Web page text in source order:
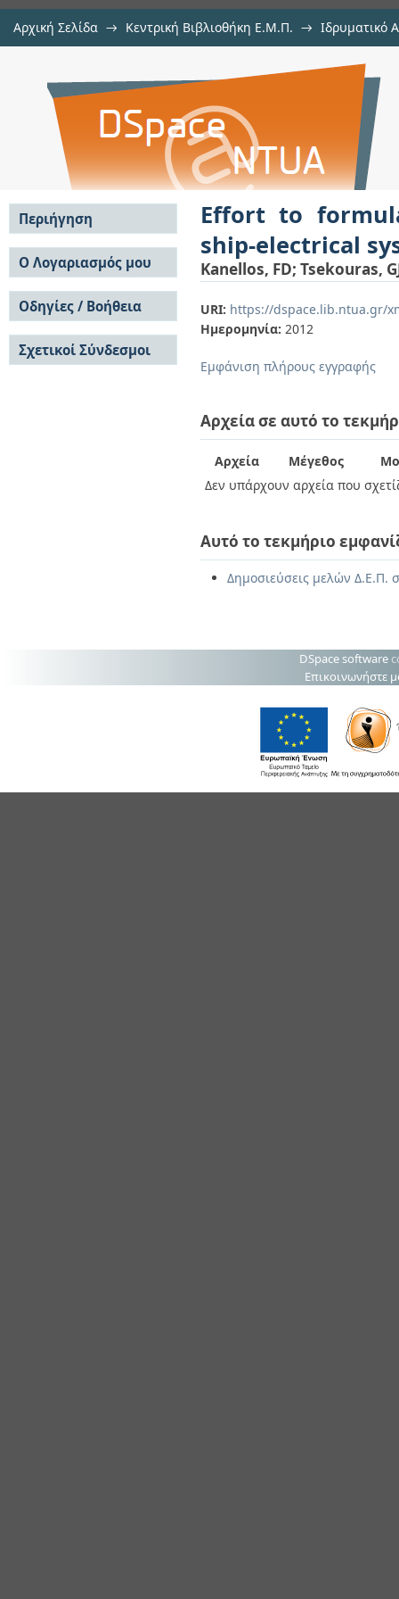
Αρχική Σελίδα → Κεντρική Βιβλιοθήκη Ε.Μ.Π. → Ιδρυματικό
Effort to formulate voltage
systems with pulsed loads
Effort to
ship-electrical
Kanellos, FD; Tsekouras,
URI: https://dspace.lib.ntua.gr/
Ημερομηνία: 2012
Εμφάνιση πλήρους εγγραφής
Αρχεία σε αυτό το
Αρχεία Μέγεθος
Δεν υπάρχουν αρχεία που
Αυτό το τεκμήριο
Δημοσιεύσεις μελών Δ.Ε.Π.
Περιήγηση
Σε όλο το DSpace
Κοινότητες & Συλλογές
Ανά Ημερομηνία
Έκδοσης
Συγγραφείς
Τίτλοι
Θέματα
Ο Λογαριασμός μου
Σύνδεση
Εγγραφή
Οδηγίες / Βοήθεια
Οδηγίες Υποβολής
Οδηγίες Χρήσης ΙΑ
Συχνές Ερωτήσεις
Σχετικοί Σύνδεσμοι
DSpace software
Επικοινωνήστε